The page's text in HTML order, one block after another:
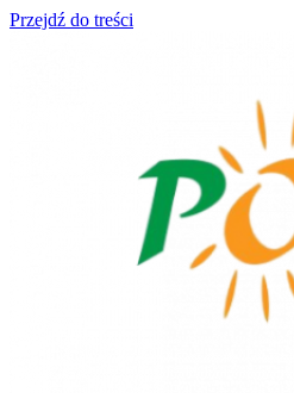
Przejdź do treści